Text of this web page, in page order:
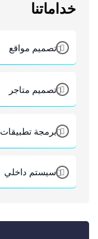
خداماتنا
تصميم مواقع
تصميم متاجر
برمجة تطبيقات
سيستم داخلي